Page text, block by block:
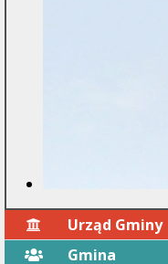
Urząd Gminy
Gmina